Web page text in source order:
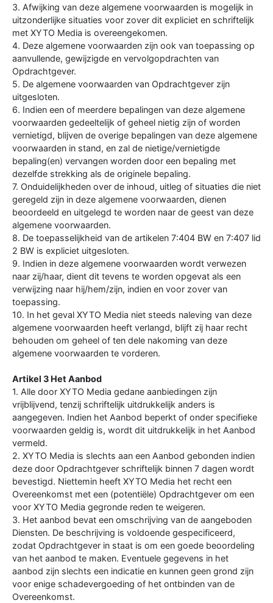
3. Afwijking van deze algemene voorwaarden is mogelijk in
uitzonderlijke situaties voor zover dit expliciet en schriftelijk
met XYTO Media is overeengekomen.
4. Deze algemene voorwaarden zijn ook van toepassing op
aanvullende, gewijzigde en vervolgopdrachten van
Opdrachtgever.
5. De algemene voorwaarden van Opdrachtgever zijn
uitgesloten.
6. Indien een of meerdere bepalingen van deze algemene
voorwaarden gedeeltelijk of geheel nietig zijn of worden
vernietigd, blijven de overige bepalingen van deze algemene
voorwaarden in stand, en zal de nietige/vernietigde
bepaling(en) vervangen worden door een bepaling met
dezelfde strekking als de originele bepaling.
7. Onduidelijkheden over de inhoud, uitleg of situaties die niet
geregeld zijn in deze algemene voorwaarden, dienen
beoordeeld en uitgelegd te worden naar de geest van deze
algemene voorwaarden.
8. De toepasselijkheid van de artikelen 7:404 BW en 7:407 lid
2 BW is expliciet uitgesloten.
9. Indien in deze algemene voorwaarden wordt verwezen
naar zij/haar, dient dit tevens te worden opgevat als een
verwijzing naar hij/hem/zijn, indien en voor zover van
toepassing.
10. In het geval XYTO Media niet steeds naleving van deze
algemene voorwaarden heeft verlangd, blijft zij haar recht
behouden om geheel of ten dele nakoming van deze
algemene voorwaarden te vorderen.
Artikel 3 Het Aanbod
1. Alle door XYTO Media gedane aanbiedingen zijn
vrijblijvend, tenzij schriftelijk uitdrukkelijk anders is
aangegeven. Indien het Aanbod beperkt of onder specifieke
voorwaarden geldig is, wordt dit uitdrukkelijk in het Aanbod
vermeld.
2. XYTO Media is slechts aan een Aanbod gebonden indien
deze door Opdrachtgever schriftelijk binnen 7 dagen wordt
bevestigd. Niettemin heeft XYTO Media het recht een
Overeenkomst met een (potentiële) Opdrachtgever om een
voor XYTO Media gegronde reden te weigeren.
3. Het aanbod bevat een omschrijving van de aangeboden
Diensten. De beschrijving is voldoende gespecificeerd,
zodat Opdrachtgever in staat is om een goede beoordeling
van het aanbod te maken. Eventuele gegevens in het
aanbod zijn slechts een indicatie en kunnen geen grond zijn
voor enige schadevergoeding of het ontbinden van de
Overeenkomst.